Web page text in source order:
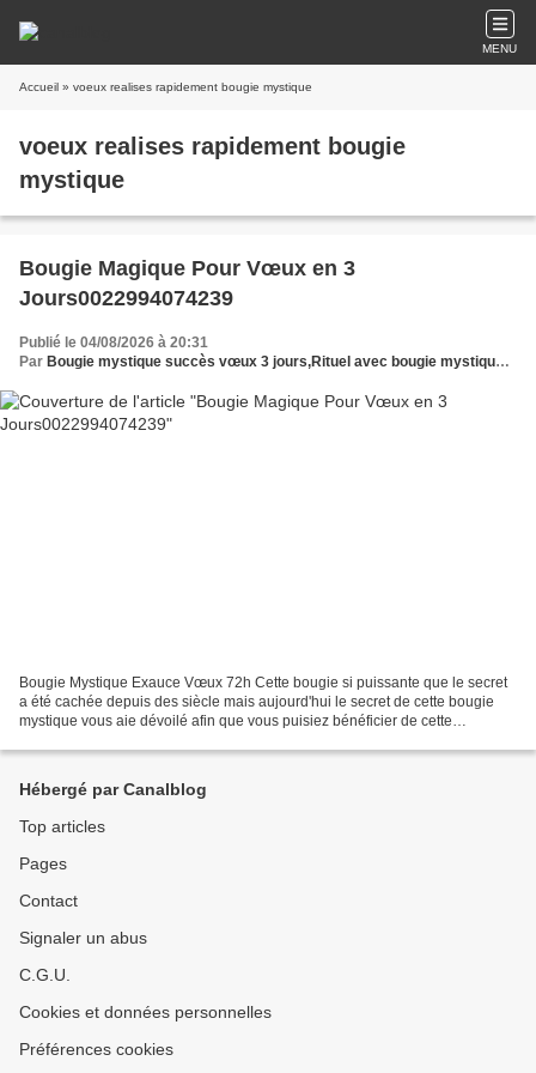
MENU
Accueil » voeux realises rapidement bougie mystique
voeux realises rapidement bougie
mystique
Bougie Magique Pour Vœux en 3
Jours0022994074239
Publié le 04/08/2026 à 20:31
Par Bougie mystique succès vœux 3 jours,Rituel avec bougie mystique pour vœux,Secret bougie mystique vœux immédiats,Témoignage bougie mystique vœux rapides,Vœux exaucés bougie mystique,Puissante bougie,
Bougie Mystique Exauce Vœux 72h Cette bougie si puissante que le secret
a été cachée depuis des siècle mais aujourd'hui le secret de cette bougie
mystique vous aie dévoilé afin que vous puisiez bénéficier de cette
Hébergé par Canalblog
Top articles
Pages
Contact
Signaler un abus
C.G.U.
Cookies et données personnelles
Préférences cookies